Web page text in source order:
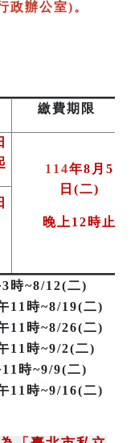
政辦公室)。
繳費期限
114年8月5
日(二)
晚上12時止
3時~8/12(二)
11時~8/19(二)
11時~8/26(二)
11時~9/2(二)
時~9/9(二)
11時~9/16(二)